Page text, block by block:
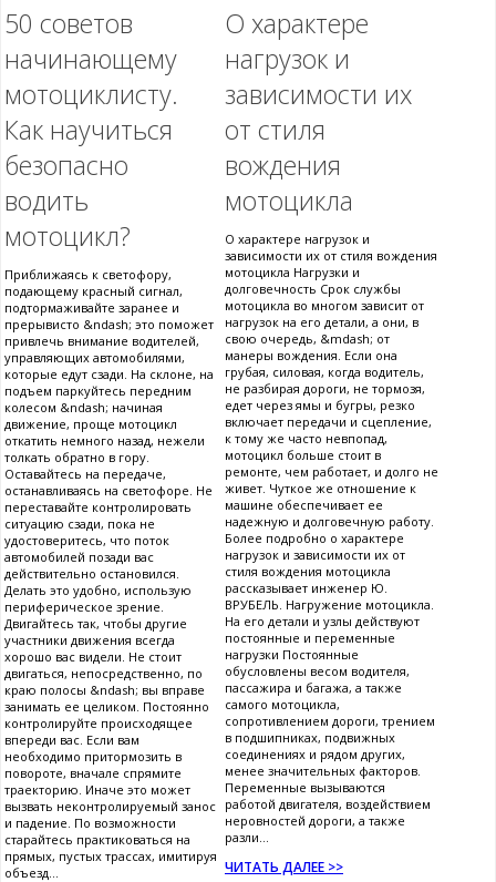
50 советов
начинающему
мотоциклисту.
Как научиться
безопасно
водить
мотоцикл?
Приближаясь к светофору,
подающему красный сигнал,
подтормаживайте заранее и
прерывисто &ndash; это поможет
привлечь внимание водителей,
управляющих автомобилями,
которые едут сзади. На склоне, на
подъем паркуйтесь передним
колесом &ndash; начиная
движение, проще мотоцикл
откатить немного назад, нежели
толкать обратно в гору.
Оставайтесь на передаче,
останавливаясь на светофоре. Не
переставайте контролировать
ситуацию сзади, пока не
удостоверитесь, что поток
автомобилей позади вас
действительно остановился.
Делать это удобно, использую
периферическое зрение.
Двигайтесь так, чтобы другие
участники движения всегда
хорошо вас видели. Не стоит
двигаться, непосредственно, по
краю полосы &ndash; вы вправе
занимать ее целиком. Постоянно
контролируйте происходящее
впереди вас. Если вам
необходимо притормозить в
повороте, вначале спрямите
траекторию. Иначе это может
вызвать неконтролируемый занос
и падение. По возможности
старайтесь практиковаться на
прямых, пустых трассах, имитируя
объезд...
О характере
нагрузок и
зависимости их
от стиля
вождения
мотоцикла
О характере нагрузок и
зависимости их от стиля вождения
мотоцикла Нагрузки и
долговечность Срок службы
мотоцикла во многом зависит от
нагрузок на его детали, а они, в
свою очередь, &mdash; от
манеры вождения. Если она
грубая, силовая, когда водитель,
не разбирая дороги, не тормозя,
едет через ямы и бугры, резко
включает передачи и сцепление,
к тому же часто невпопад,
мотоцикл больше стоит в
ремонте, чем работает, и долго не
живет. Чуткое же отношение к
машине обеспечивает ее
надежную и долговечную работу.
Более подробно о характере
нагрузок и зависимости их от
стиля вождения мотоцикла
рассказывает инженер Ю.
ВРУБЕЛЬ. Нагружение мотоцикла.
На его детали и узлы действуют
постоянные и переменные
нагрузки Постоянные
обусловлены весом водителя,
пассажира и багажа, а также
самого мотоцикла,
сопротивлением дороги, трением
в подшипниках, подвижных
соединениях и рядом других,
менее значительных факторов.
Переменные вызываются
работой двигателя, воздействием
неровностей дороги, а также
разли...
ЧИТАТЬ ДАЛЕЕ >>